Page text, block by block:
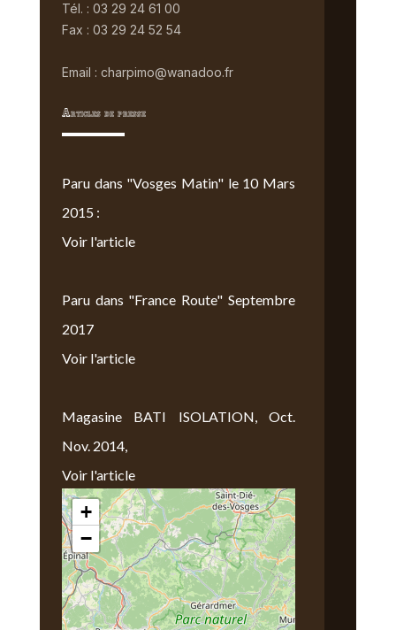
Tél. : 03 29 24 61 00
Fax : 03 29 24 52 54
Email : charpimo@wanadoo.fr
Articles de presse
Paru dans "Vosges Matin" le 10 Mars
2015 :
Voir l'article
Paru dans "France Route" Septembre
2017
Voir l'article
Magasine BATI ISOLATION, Oct.
Nov. 2014,
Voir l'article
Nous Trouver
+
−